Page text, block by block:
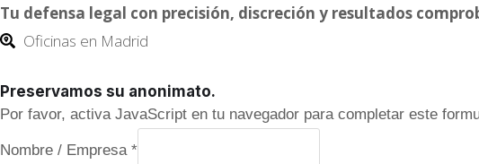
Tu defensa legal con precisión, discreción y resultados
Oficinas en Madrid
Preservamos su anonimato.
Por favor, activa JavaScript en tu navegador para completar este
Nombre / Empresa *